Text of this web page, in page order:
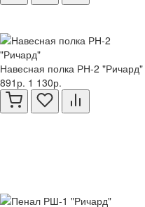
Навесная полка РН-2 "Ричард"
891р. 1 130р.